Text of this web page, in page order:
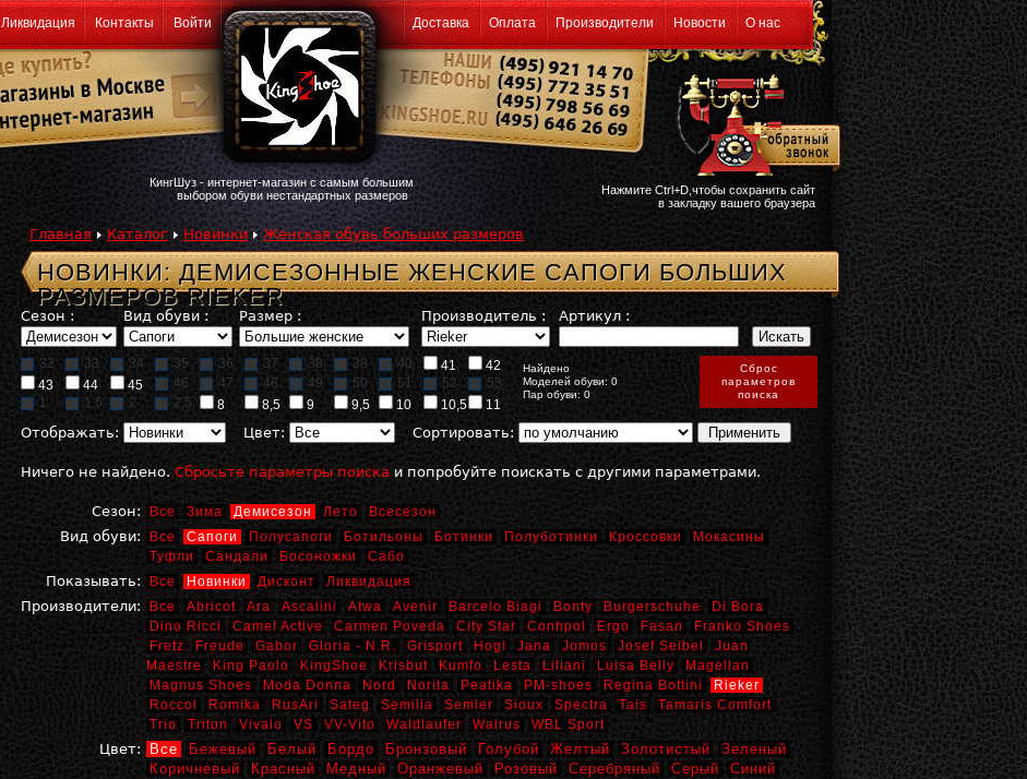
Ликвидация Контакты Войти Доставка Оплата Производители Новости О нас
КингШуз - интернет-магазин с самым большим
выбором обуви нестандартных размеров
Нажмите Ctrl+D,чтобы сохранить сайт
в закладку вашего браузера
Главная Каталог Новинки Женская обувь больших размеров
НОВИНКИ: ДЕМИСЕЗОННЫЕ ЖЕНСКИЕ САПОГИ БОЛЬШИХ
РАЗМЕРОВ RIEKER
Сезон : Вид обуви : Размер : Производитель : Артикул :
32 33 34 35 36 37 38 39 40 41
42
43
44 45 46 47 48 49 50 51 52
53
1
1,5 2 2,5 8 8,5 9 9,5 10 10,5 11
Найдено
Моделей обуви: 0
Пар обуви: 0
Сброс
параметров
поиска
Отображать: Цвет: Сортировать:
Ничего не найдено. Сбросьте параметры поиска и попробуйте поискать с другими параметрами.
Сезон: Все Зима Демисезон Лето Всесезон
Вид обуви: Все Сапоги Полусапоги Ботильоны Ботинки Полуботинки Кроссовки
Мокасины
Туфли
Сандали Босоножки Сабо
Показывать: Все Новинки Дисконт Ликвидация
Производители: Все Abricot Ara Ascalini Atwa Avenir Barcelo Biagi Bonty Burgerschuhe
Di Bora
Dino Ricci
Camel Active Carmen Poveda City Star Conhpol Ergo Fasan
Franko Shoes
Fretz
Freude Gabor Gloria - N.R. Grisport Hogl Jana Jomos Josef Seibel
Juan
Maestre
King Paolo KingShoe Krisbut Kumfo Lesta Liliani Luisa Belly
Magellan
Magnus Shoes
Moda Donna Nord Norita Peatika PM-shoes Regina Bottini
Rieker
Roccol
Romika RusAri Sateg Semilia Semler Sioux Spectra Tais
Tamaris Comfort
Trio
Triton Vivalo VS VV-Vito Waldlaufer Walrus WBL Sport
Цвет: Все Бежевый Белый Бордо Бронзовый Голубой Желтый Золотистый
Зеленый
Коричневый
Красный Медный Оранжевый Розовый Серебряный Серый
Синий